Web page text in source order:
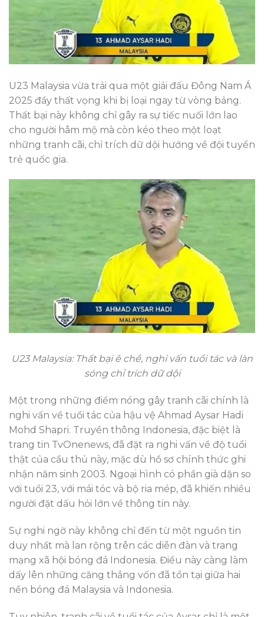
U23 Malaysia vừa trải qua một giải đấu Đông Nam Á
2025 đầy thất vọng khi bị loại ngay từ vòng bảng.
Thất bại này không chỉ gây ra sự tiếc nuối lớn lao
cho người hâm mộ mà còn kéo theo một loạt
những tranh cãi, chỉ trích dữ dội hướng về đội tuyển
trẻ quốc gia.
U23 Malaysia: Thất bại ê chề, nghi vấn tuổi tác và làn
sóng chỉ trích dữ dội
Một trong những điểm nóng gây tranh cãi chính là
nghi vấn về tuổi tác của hậu vệ Ahmad Aysar Hadi
Mohd Shapri. Truyền thông Indonesia, đặc biệt là
trang tin TvOnenews, đã đặt ra nghi vấn về độ tuổi
thật của cầu thủ này, mặc dù hồ sơ chính thức ghi
nhận năm sinh 2003. Ngoại hình có phần già dặn so
với tuổi 23, với mái tóc và bộ ria mép, đã khiến nhiều
người đặt dấu hỏi lớn về thông tin này.
Sự nghi ngờ này không chỉ đến từ một nguồn tin
duy nhất mà lan rộng trên các diễn đàn và trang
mạng xã hội bóng đá Indonesia. Điều này càng làm
dấy lên những căng thẳng vốn đã tồn tại giữa hai
nền bóng đá Malaysia và Indonesia.